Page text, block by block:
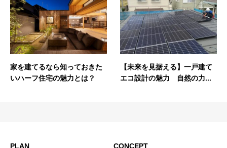
家を建てるなら知っておきた
いハーフ住宅の魅力とは？
【未来を見据える】一戸建て
エコ設計の魅力 自然の力...
PLAN CONCEPT